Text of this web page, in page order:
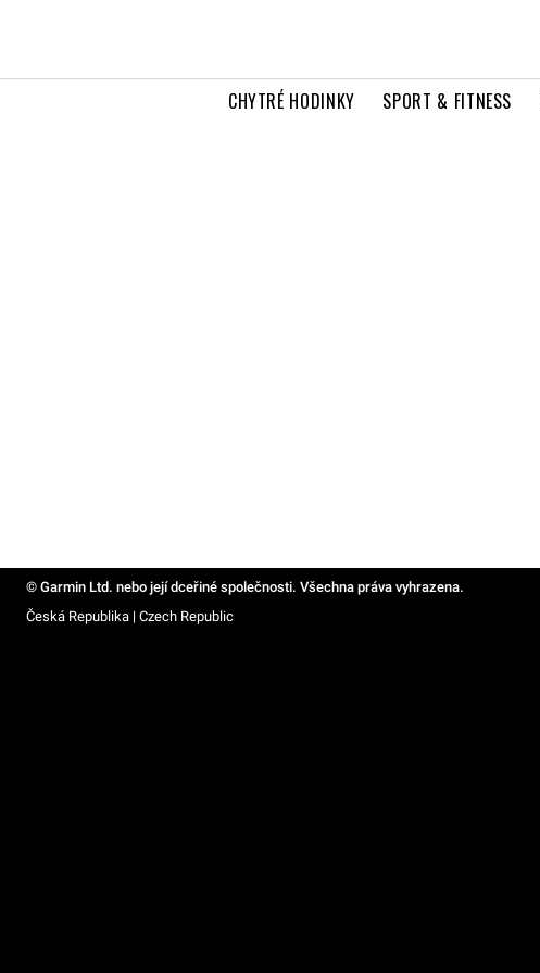
CHYTRÉ HODINKY SPORT & FITNESS
© Garmin Ltd. nebo její dceřiné společnosti. Všechna práva vyhrazena.
Česká Republika | Czech Republic